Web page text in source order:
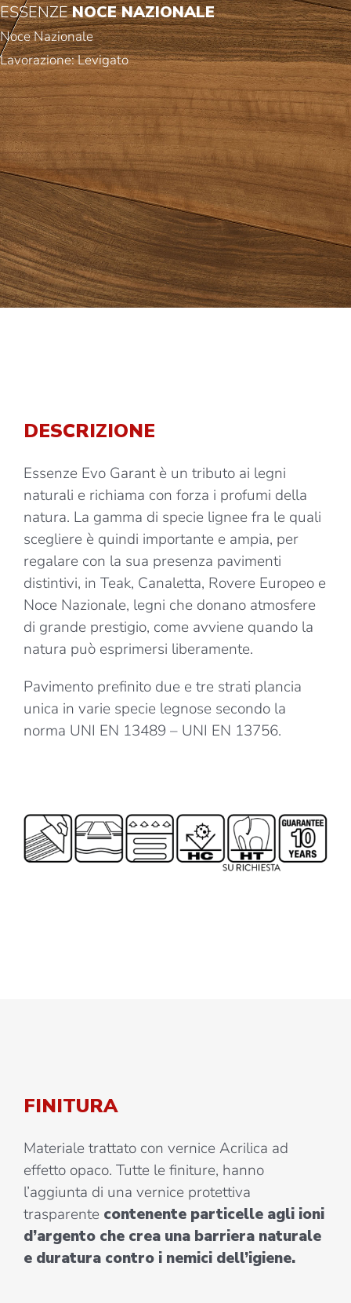
ESSENZENOCE NAZIONALE
Noce Nazionale
Lavorazione: Levigato
DESCRIZIONE
Essenze Evo Garant è un tributo ai legni
naturali e richiama con forza i profumi della
natura. La gamma di specie lignee fra le quali
scegliere è quindi importante e ampia, per
regalare con la sua presenza pavimenti
distintivi, in Teak, Canaletta, Rovere Europeo e
Noce Nazionale, legni che donano atmosfere
di grande prestigio, come avviene quando la
natura può esprimersi liberamente.
Pavimento prefinito due e tre strati plancia
unica in varie specie legnose secondo la
norma UNI EN 13489 – UNI EN 13756.
FINITURA
Materiale trattato con vernice Acrilica ad
effetto opaco. Tutte le finiture, hanno
l’aggiunta di una vernice protettiva
trasparente contenente particelle agli ioni
d’argento che crea una barriera naturale
e duratura contro i nemici dell’igiene.